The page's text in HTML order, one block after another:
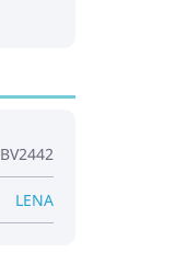
BV2442
LENA